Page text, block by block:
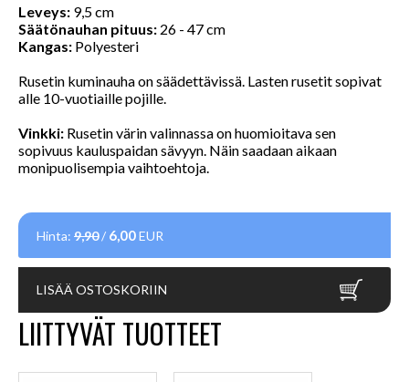
Leveys: 9,5 cm
Säätönauhan pituus: 26 - 47 cm
Kangas: Polyesteri
Rusetin kuminauha on säädettävissä. Lasten rusetit sopivat
alle 10-vuotiaille pojille.
Vinkki: Rusetin värin valinnassa on huomioitava sen
sopivuus kauluspaidan sävyyn. Näin saadaan aikaan
monipuolisempia vaihtoehtoja.
Hinta: 9,90/ 6,00EUR
LISÄÄ OSTOSKORIIN
LIITTYVÄT TUOTTEET